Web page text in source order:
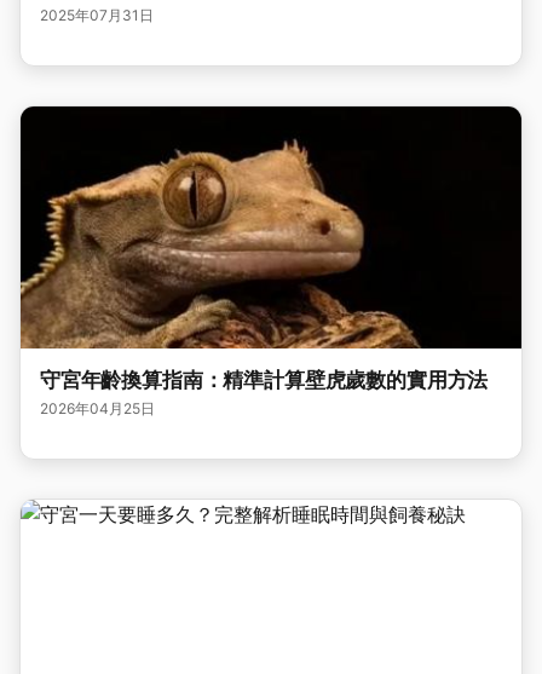
2025年07月31日
守宮年齡換算指南：精準計算壁虎歲數的實用方法
2026年04月25日